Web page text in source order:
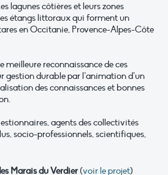
lagunes côtières et leurs zones
étangs littoraux qui forment un
en Occitanie, Provence-Alpes-Côte
meilleure reconnaissance de ces
gestion durable par l’animation d’un
des connaissances et bonnes
agents des collectivités
socio-professionnels, scientifiques,
Marais du Verdier(voir le projet)